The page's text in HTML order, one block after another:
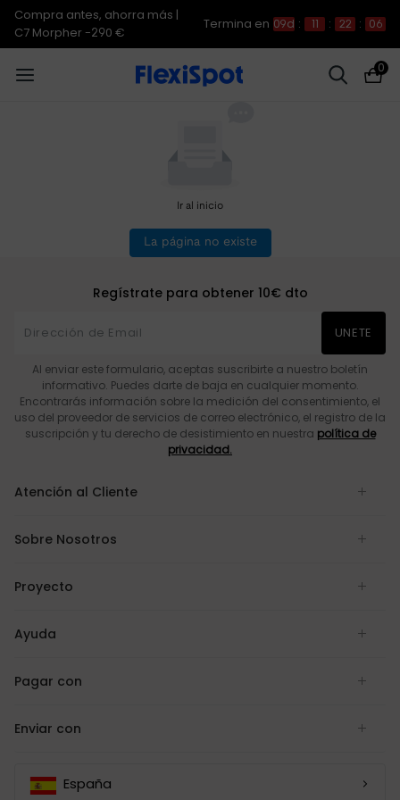
Compra antes, ahorra más |
C7 Morpher -290 €
Termina en 09d : 11 : 22 : 06
0
Ir al inicio
La página no existe
Regístrate para obtener 10€ dto
UNETE
Al enviar este formulario, aceptas suscribirte a nuestro boletín
informativo. Puedes darte de baja en cualquier momento.
Encontrarás información sobre la medición del consentimiento, el
uso del proveedor de servicios de correo electrónico, el registro de la
suscripción y tu derecho de desistimiento en nuestra política de
privacidad.
Atención al Cliente
Sobre Nosotros
Proyecto
Ayuda
Pagar con
Enviar con
España